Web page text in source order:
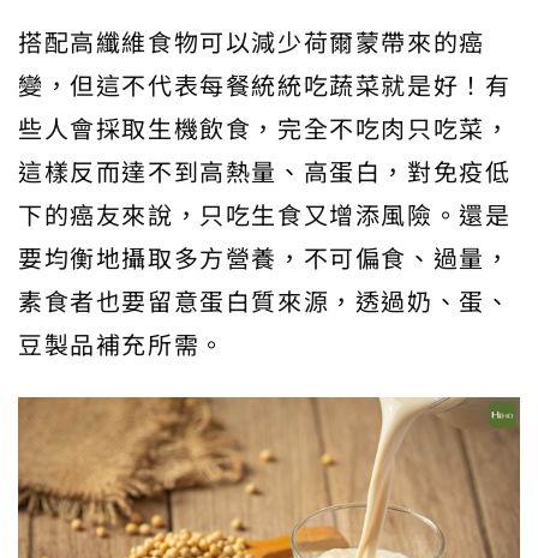
搭配高纖維食物可以減少荷爾蒙帶來的癌
變，但這不代表每餐統統吃蔬菜就是好！有
些人會採取生機飲食，完全不吃肉只吃菜，
這樣反而達不到高熱量、高蛋白，對免疫低
下的癌友來說，只吃生食又增添風險。還是
要均衡地攝取多方營養，不可偏食、過量，
素食者也要留意蛋白質來源，透過奶、蛋、
豆製品補充所需。